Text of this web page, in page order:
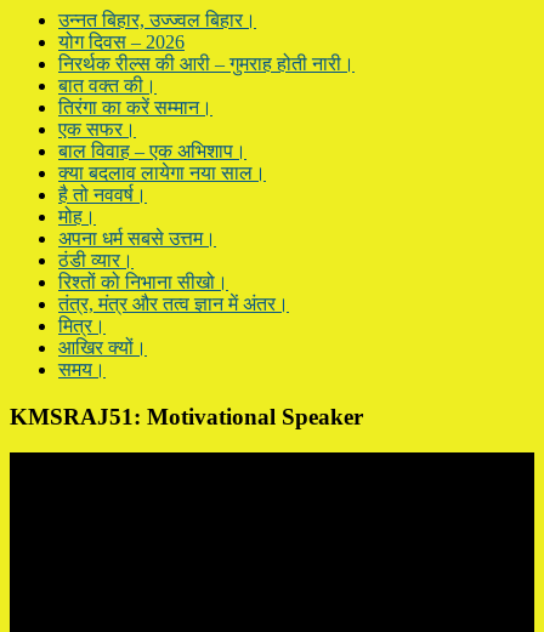
उन्नत बिहार, उज्ज्वल बिहार।
योग दिवस – 2026
निरर्थक रील्स की आरी – गुमराह होती नारी।
बात वक्त की।
तिरंगा का करें सम्मान।
एक सफर।
बाल विवाह – एक अभिशाप।
क्या बदलाव लायेगा नया साल।
है तो नववर्ष।
मोह।
अपना धर्म सबसे उत्तम।
ठंडी व्यार।
रिश्तों को निभाना सीखो।
तंत्र, मंत्र और तत्व ज्ञान में अंतर।
मित्र।
आखिर क्यों।
समय।
KMSRAJ51: Motivational Speaker